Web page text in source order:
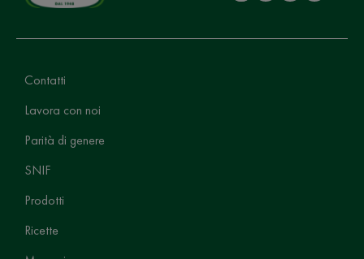
Contatti
Lavora con noi
Parità di genere
SNIF
Prodotti
Ricette